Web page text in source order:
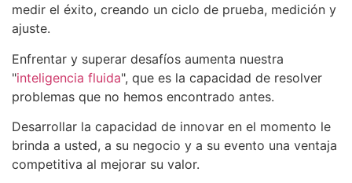
medir el éxito, creando un ciclo de prueba, medición y
ajuste.
Enfrentar y superar desafíos aumenta nuestra
"inteligencia fluida", que es la capacidad de resolver
problemas que no hemos encontrado antes.
Desarrollar la capacidad de innovar en el momento le
brinda a usted, a su negocio y a su evento una ventaja
competitiva al mejorar su valor.